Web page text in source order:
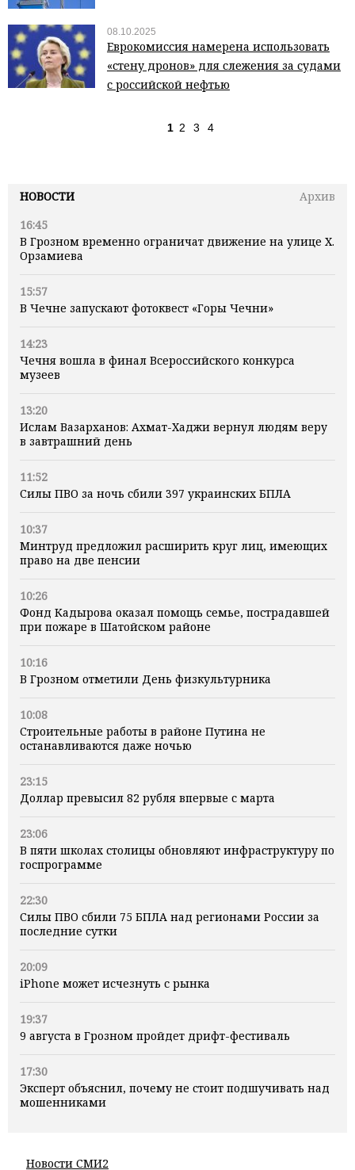
НОВОСТИ
Архив
16:45
В Грозном временно ограничат движение на улице Х.
Орзамиева
15:57
В Чечне запускают фотоквест «Горы Чечни»
14:23
Чечня вошла в финал Всероссийского конкурса
музеев
13:20
Ислам Вазарханов: Ахмат-Хаджи вернул людям веру
в завтрашний день
11:52
Силы ПВО за ночь сбили 397 украинских БПЛА
10:37
Минтруд предложил расширить круг лиц, имеющих
право на две пенсии
10:26
Фонд Кадырова оказал помощь семье, пострадавшей
при пожаре в Шатойском районе
10:16
В Грозном отметили День физкультурника
10:08
Строительные работы в районе Путина не
останавливаются даже ночью
23:15
Доллар превысил 82 рубля впервые с марта
23:06
В пяти школах столицы обновляют инфраструктуру по
госпрограмме
22:30
Силы ПВО сбили 75 БПЛА над регионами России за
последние сутки
20:09
iPhone может исчезнуть с рынка
19:37
9 августа в Грозном пройдет дрифт-фестиваль
17:30
Эксперт объяснил, почему не стоит подшучивать над
мошенниками
Новости СМИ2
08.10.2025
Еврокомиссия намерена использовать
«стену дронов» для слежения за судами
с российской нефтью
1 2 3 4